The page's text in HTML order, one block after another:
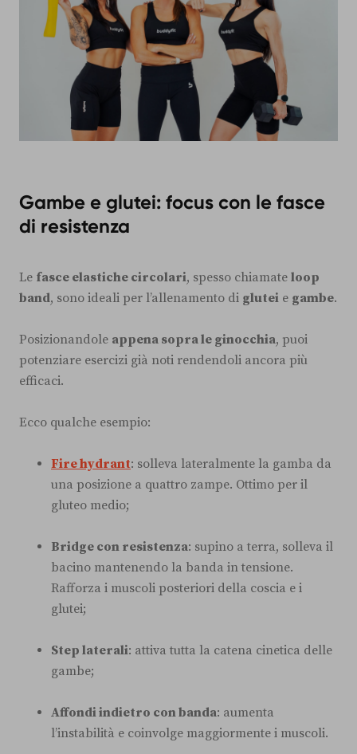
Gambe e glutei: focus con le fasce
di resistenza
Le fasce elastiche circolari, spesso chiamate loop
band, sono ideali per l’allenamento di glutei e gambe.
Posizionandole appena sopra le ginocchia, puoi
potenziare esercizi già noti rendendoli ancora più
efficaci.
Ecco qualche esempio:
Fire hydrant: solleva lateralmente la gamba da
una posizione a quattro zampe. Ottimo per il
gluteo medio;
Bridge con resistenza: supino a terra, solleva il
bacino mantenendo la banda in tensione.
Rafforza i muscoli posteriori della coscia e i
glutei;
Step laterali: attiva tutta la catena cinetica delle
gambe;
Affondi indietro con banda: aumenta
l’instabilità e coinvolge maggiormente i muscoli.